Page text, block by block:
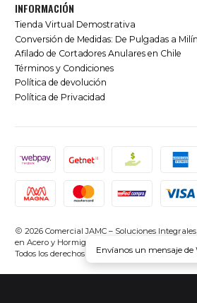
INFORMACIÓN
Tienda Virtual Demostrativa
Conversión de Medidas: De Pulgadas a
Afilado de Cortadores Anulares en Chile
Términos y Condiciones
Política de devolución
Política de Privacidad
2026 Comercial JAMC – Soluciones
en Acero y Hormigón en Chile.
Todos los derechos reservados.Desarrollado
Envíanos un mensaje